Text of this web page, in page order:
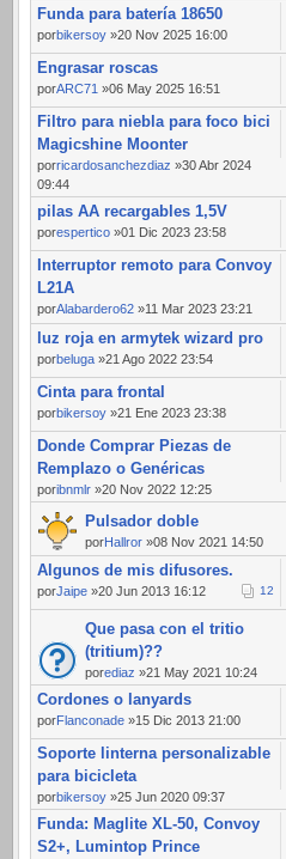
Funda para batería 18650
porbikersoy »20 Nov 2025 16:00
Engrasar roscas
porARC71 »06 May 2025 16:51
Filtro para niebla para foco bici
Magicshine Moonter
porricardosanchezdiaz »30 Abr 2024
09:44
pilas AA recargables 1,5V
porespertico »01 Dic 2023 23:58
Interruptor remoto para Convoy
L21A
porAlabardero62 »11 Mar 2023 23:21
luz roja en armytek wizard pro
porbeluga »21 Ago 2022 23:54
Cinta para frontal
porbikersoy »21 Ene 2023 23:38
Donde Comprar Piezas de
Remplazo o Genéricas
poribnmlr »20 Nov 2022 12:25
Pulsador doble
porHallror »08 Nov 2021 14:50
Algunos de mis difusores.
porJaipe »20 Jun 2013 16:12 12
Que pasa con el tritio
(tritium)??
porediaz »21 May 2021 10:24
Cordones o lanyards
porFlanconade »15 Dic 2013 21:00
Soporte linterna personalizable
para bicicleta
porbikersoy »25 Jun 2020 09:37
Funda: Maglite XL-50, Convoy
S2+, Lumintop Prince